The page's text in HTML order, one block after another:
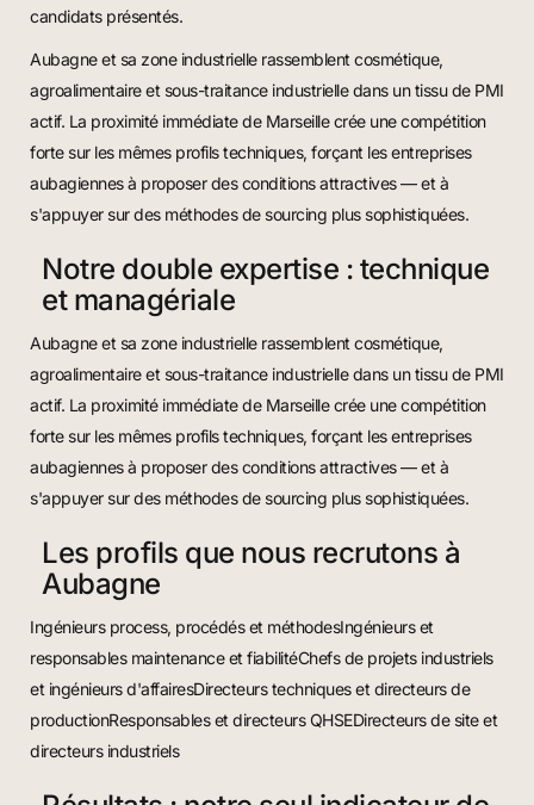
candidats présentés.
Aubagne et sa zone industrielle rassemblent cosmétique,
agroalimentaire et sous-traitance industrielle dans un tissu de PMI
actif. La proximité immédiate de Marseille crée une compétition
forte sur les mêmes profils techniques, forçant les entreprises
aubagiennes à proposer des conditions attractives — et à
s'appuyer sur des méthodes de sourcing plus sophistiquées.
Notre double expertise : technique
et managériale
Aubagne et sa zone industrielle rassemblent cosmétique,
agroalimentaire et sous-traitance industrielle dans un tissu de PMI
actif. La proximité immédiate de Marseille crée une compétition
forte sur les mêmes profils techniques, forçant les entreprises
aubagiennes à proposer des conditions attractives — et à
s'appuyer sur des méthodes de sourcing plus sophistiquées.
Les profils que nous recrutons à
Aubagne
Ingénieurs process, procédés et méthodesIngénieurs et
responsables maintenance et fiabilitéChefs de projets industriels
et ingénieurs d'affairesDirecteurs techniques et directeurs de
productionResponsables et directeurs QHSEDirecteurs de site et
directeurs industriels